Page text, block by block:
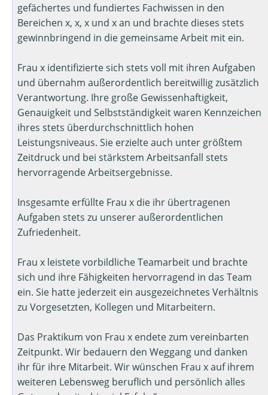
gefächertes und fundiertes Fachwissen in den
Bereichen x, x, x und x an und brachte dieses stets
gewinnbringend in die gemeinsame Arbeit mit ein.
Frau x identifizierte sich stets voll mit ihren Aufgaben
und übernahm außerordentlich bereitwillig zusätzlich
Verantwortung. Ihre große Gewissenhaftigkeit,
Genauigkeit und Selbstständigkeit waren Kennzeichen
ihres stets überdurchschnittlich hohen
Leistungsniveaus. Sie erzielte auch unter größtem
Zeitdruck und bei stärkstem Arbeitsanfall stets
hervorragende Arbeitsergebnisse.
Insgesamte erfüllte Frau x die ihr übertragenen
Aufgaben stets zu unserer außerordentlichen
Zufriedenheit.
Frau x leistete vorbildliche Teamarbeit und brachte
sich und ihre Fähigkeiten hervorragend in das Team
ein. Sie hatte jederzeit ein ausgezeichnetes Verhältnis
zu Vorgesetzten, Kollegen und Mitarbeitern.
Das Praktikum von Frau x endete zum vereinbarten
Zeitpunkt. Wir bedauern den Weggang und danken
ihr für ihre Mitarbeit. Wir wünschen Frau x auf ihrem
weiteren Lebensweg beruflich und persönlich alles